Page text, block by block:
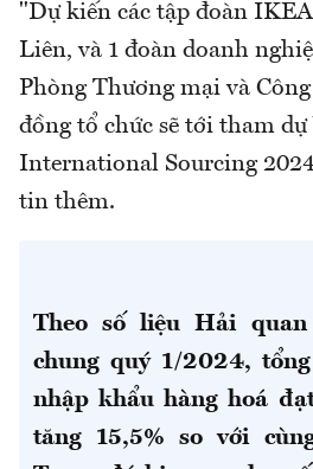
"Dự kiến các tập đoàn
Liên, và 1 đoàn doanh
Phòng Thương mại và
đồng tổ chức sẽ tới tham
International Sourcing
tin thêm.
Theo số liệu Hải
chung quý 1/2024,
nhập khẩu hàng hoá
tăng 15,5% so với